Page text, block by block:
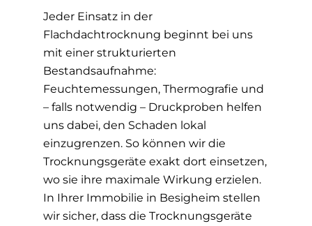
Jeder Einsatz in der
Flachdachtrocknung beginnt bei uns
mit einer strukturierten
Bestandsaufnahme:
Feuchtemessungen, Thermografie und
– falls notwendig – Druckproben helfen
uns dabei, den Schaden lokal
einzugrenzen. So können wir die
Trocknungsgeräte exakt dort einsetzen,
wo sie ihre maximale Wirkung erzielen.
In Ihrer Immobilie in Besigheim stellen
wir sicher, dass die Trocknungsgeräte